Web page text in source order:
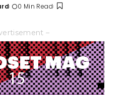
0 Min Read
–